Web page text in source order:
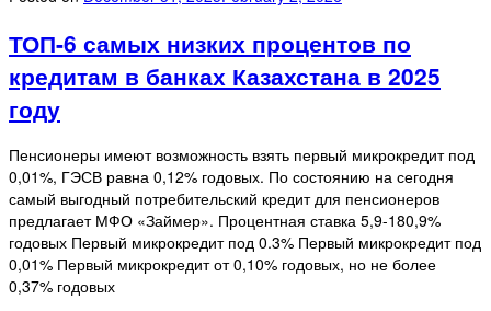
ТОП-6 самых низких процентов по
кредитам в банках Казахстана в 2025
году
Пенсионеры имеют возможность взять первый микрокредит под
0,01%, ГЭСВ равна 0,12% годовых. По состоянию на сегодня
самый выгодный потребительский кредит для пенсионеров
предлагает МФО «Займер». Процентная ставка 5,9-180,9%
годовых Первый микрокредит под 0.3% Первый микрокредит под
0,01% Первый микрокредит от 0,10% годовых, но не более
0,37% годовых